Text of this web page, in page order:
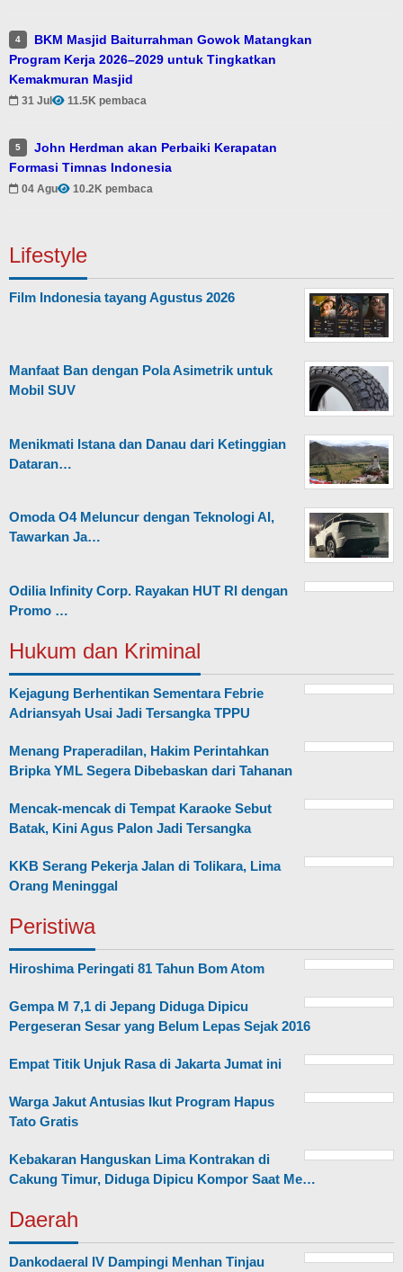
4
BKM Masjid Baiturrahman Gowok Matangkan
Program Kerja 2026–2029 untuk Tingkatkan
Kemakmuran Masjid
31 Jul 11.5K pembaca
5
John Herdman akan Perbaiki Kerapatan
Formasi Timnas Indonesia
04 Agu 10.2K pembaca
Lifestyle
Film Indonesia tayang Agustus 2026
Manfaat Ban dengan Pola Asimetrik untuk
Mobil SUV
Menikmati Istana dan Danau dari Ketinggian
Dataran…
Omoda O4 Meluncur dengan Teknologi AI,
Tawarkan Ja…
Odilia Infinity Corp. Rayakan HUT RI dengan
Promo …
Hukum dan Kriminal
Kejagung Berhentikan Sementara Febrie
Adriansyah Usai Jadi Tersangka TPPU
Menang Praperadilan, Hakim Perintahkan
Bripka YML Segera Dibebaskan dari Tahanan
Mencak-mencak di Tempat Karaoke Sebut
Batak, Kini Agus Palon Jadi Tersangka
KKB Serang Pekerja Jalan di Tolikara, Lima
Orang Meninggal
Peristiwa
Hiroshima Peringati 81 Tahun Bom Atom
Gempa M 7,1 di Jepang Diduga Dipicu
Pergeseran Sesar yang Belum Lepas Sejak 2016
Empat Titik Unjuk Rasa di Jakarta Jumat ini
Warga Jakut Antusias Ikut Program Hapus
Tato Gratis
Kebakaran Hanguskan Lima Kontrakan di
Cakung Timur, Diduga Dipicu Kompor Saat Me…
Daerah
Dankodaeral IV Dampingi Menhan Tinjau